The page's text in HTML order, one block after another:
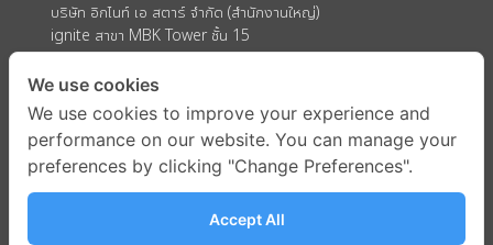
บริษัท อิกไนท์ เอ สตาร์ จำกัด (สำนักงานใหญ่)
ignite สาขา MBK Tower ชั้น 15
ถนนพญาไท แขวงวังใหม่ เขตปทุมวัน กรุงเทพมหานคร 10330
We use cookies
We use cookies to improve your experience and
performance on our website. You can manage your
preferences by clicking "Change Preferences".
Accept All